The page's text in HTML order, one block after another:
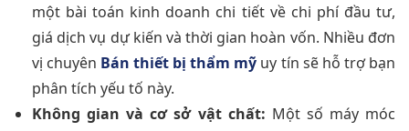
một bài toán kinh doanh chi tiết về chi phí đầu tư,
giá dịch vụ dự kiến và thời gian hoàn vốn. Nhiều đơn
vị chuyên Bán thiết bị thẩm mỹ uy tín sẽ hỗ trợ bạn
phân tích yếu tố này.
Không gian và cơ sở vật chất: Một số máy móc